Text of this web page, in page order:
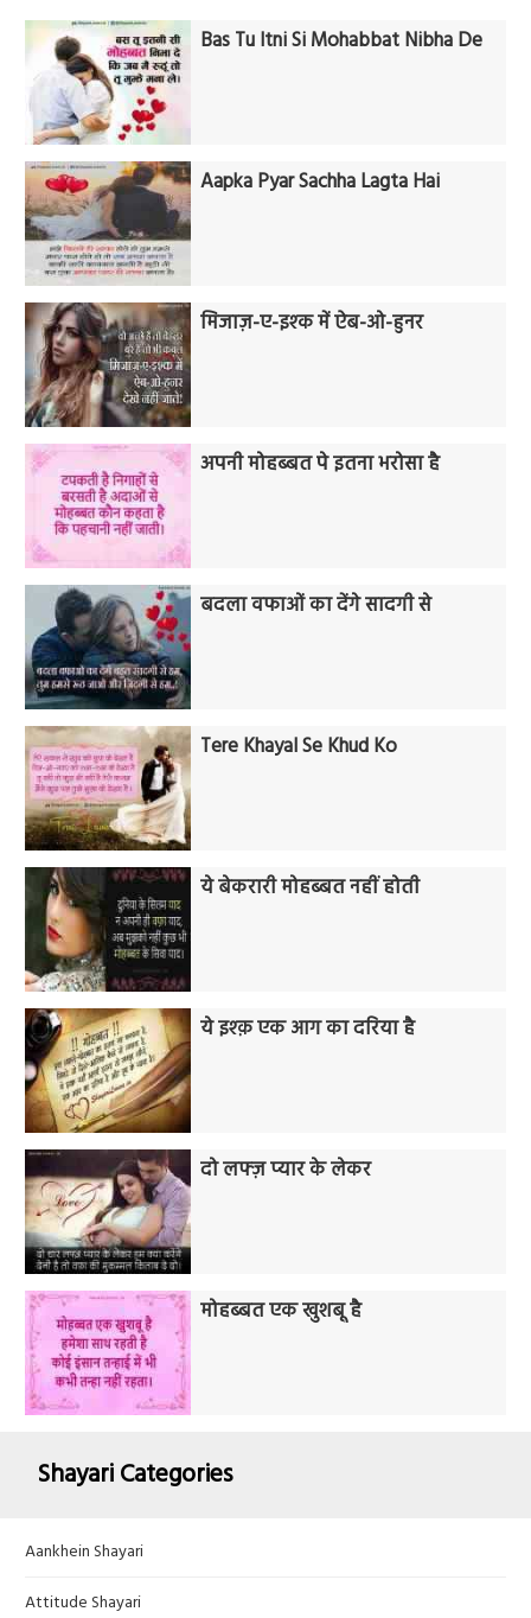
Bas Tu Itni Si Mohabbat Nibha De
Aapka Pyar Sachha Lagta Hai
मिजाज़-ए-इश्क में ऐब-ओ-हुनर
अपनी मोहब्बत पे इतना भरोसा है
बदला वफाओं का देंगे सादगी से
Tere Khayal Se Khud Ko
ये बेकरारी मोहब्बत नहीं होती
ये इश्क़ एक आग का दरिया है
दो लफ्ज़ प्यार के लेकर
मोहब्बत एक खुशबू है
Shayari Categories
Aankhein Shayari
Attitude Shayari